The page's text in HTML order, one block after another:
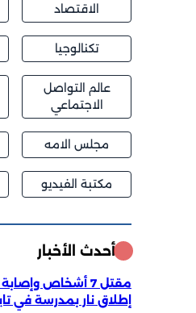
الاقتصاد
تكنالوجيا
عالم التواصل
الاجتماعي
مجلس الامه
مكتبة الفيديو
أحدث الأخبار
إطلاق نار بمدرسة في